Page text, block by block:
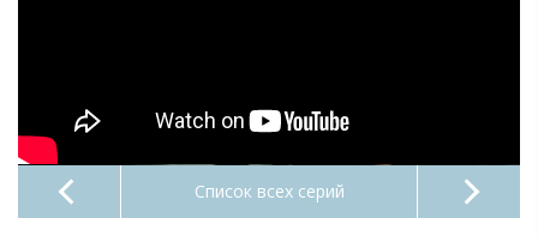
Список всех серий